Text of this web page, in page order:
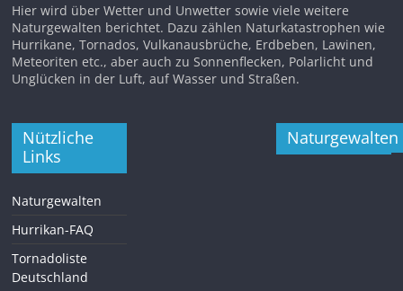
Hier wird über Wetter und Unwetter sowie viele weitere
Naturgewalten berichtet. Dazu zählen Naturkatastrophen wie
Hurrikane, Tornados, Vulkanausbrüche, Erdbeben, Lawinen,
Meteoriten etc., aber auch zu Sonnenflecken, Polarlicht und
Unglücken in der Luft, auf Wasser und Straßen.
Nützliche
Links
Naturgewalten
Hurrikan-FAQ
Tornadoliste
Deutschland
Naturgewalten